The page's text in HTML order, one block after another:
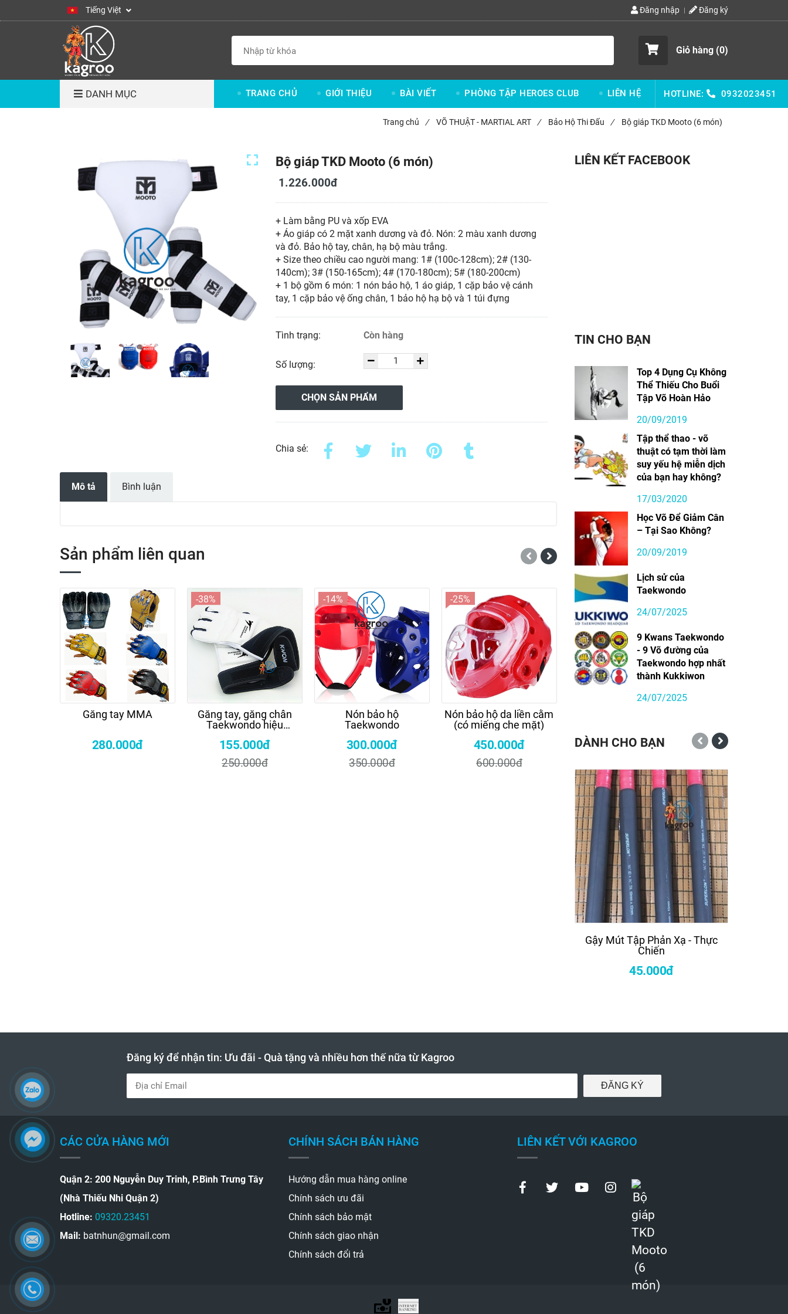
Tiếng Việt Đăng nhập Đăng ký
Giỏ hàng (0)
DANH MỤC TRANG CHỦ GIỚI THIỆU BÀI VIẾT PHÒNG TẬP HEROES CLUB LIÊN HỆ HOTLINE: 0932023451
Trang chủ / VÕ THUẬT - MARTIAL ART / Bảo Hộ Thi Đấu / Bộ giáp TKD Mooto (6 món)
Bộ giáp TKD Mooto (6 món)
1.226.000đ
+ Làm bằng PU và xốp EVA
+ Áo giáp có 2 mặt xanh dương và đỏ. Nón: 2 màu xanh dương
và đỏ. Bảo hộ tay, chân, hạ bộ màu trắng.
+ Size theo chiều cao người mang: 1# (100c-128cm); 2# (130-
140cm); 3# (150-165cm); 4# (170-180cm); 5# (180-200cm)
+ 1 bộ gồm 6 món: 1 nón bảo hộ, 1 áo giáp, 1 cặp bảo vệ cánh
tay, 1 cặp bảo vệ ống chân, 1 bảo hộ hạ bộ và 1 túi đựng
Tình trạng: Còn hàng
Số lượng:
CHỌN SẢN PHẨM
Chia sẻ:
Mô tả Bình luận
Sản phẩm liên quan
Găng tay MMA
280.000đ
-38%
Găng tay, găng chân
Taekwondo hiệu
155.000đ
250.000đ
-14%
Nón bảo hộ
Taekwondo
300.000đ
350.000đ
-25%
Nón bảo hộ da liền cằm
(có miếng che mặt)
450.000đ
600.000đ
350.000đ 430.000đ
LIÊN KẾT FACEBOOK
TIN CHO BẠN
Top 4 Dụng Cụ Không
Thể Thiếu Cho Buổi
Tập Võ Hoàn Hảo
20/09/2019
Tập thể thao - võ
thuật có tạm thời làm
suy yếu hệ miễn dịch
của bạn hay không?
17/03/2020
Học Võ Để Giảm Cân
– Tại Sao Không?
20/09/2019
Lịch sử của
Taekwondo
24/07/2025
9 Kwans Taekwondo
- 9 Võ đường của
Taekwondo hợp nhất
thành Kukkiwon
24/07/2025
DÀNH CHO BẠN
Gậy Mút Tập Phản Xạ - Thực
Chiến
45.000đ
Đăng ký để nhận tin: Ưu đãi - Quà tặng và nhiều hơn thế nữa từ Kagroo
ĐĂNG KÝ
CÁC CỬA HÀNG MỚI
Quận 2: 200 Nguyễn Duy Trinh, P.Bình Trưng Tây
(Nhà Thiếu Nhi Quận 2)
Hotline: 09320.23451
Mail: batnhun@gmail.com
CHÍNH SÁCH BÁN HÀNG
Hướng dẫn mua hàng online
Chính sách ưu đãi
Chính sách bảo mật
Chính sách giao nhận
Chính sách đổi trả
LIÊN KẾT VỚI KAGROO